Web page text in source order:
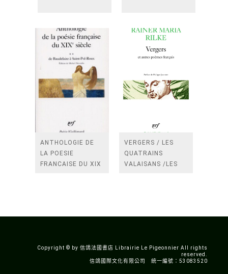
ANTHOLOGIE DE
LA POESIE
FRANCAISE DU XIX
VERGERS / LES
QUATRAINS
VALAISANS /LES
Copyright © by 信鴿法國書店 Librairie Le Pigeonnier All rights
reserved.
信鴿國際文化有限公司 統一編號：53083520